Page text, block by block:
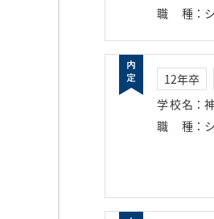
職種 ：
12年卒
学校名 ：
職種 ：